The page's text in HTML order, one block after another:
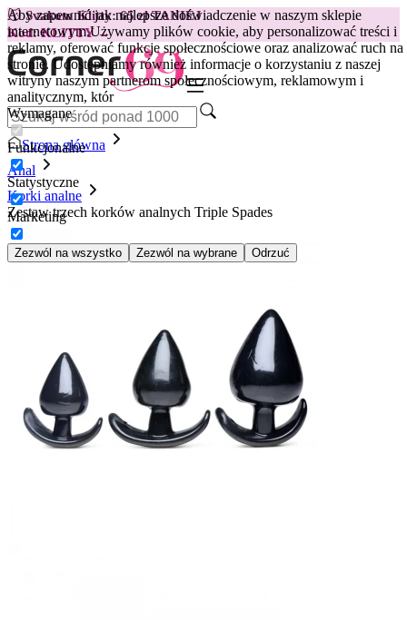
Aby zapewnić jak najlepsze doświadczenie w naszym sklepie
internetowym.Używamy plików cookie, aby personalizować treści i
reklamy, oferować funkcje społecznościowe oraz analizować ruch na
stronie. Udostępniamy również informacje o korzystaniu z naszej
witryny naszym partnerom społecznościowym, reklamowym i
analitycznym, któr
Wymagane
Funkcjonalne
Statystyczne
Marketing
Zezwól na wszystko Zezwól na wybrane Odrzuć
😽Svakom Klitty: 65 zł TANIEJ
Kod: KLITTY →
Strona główna
Anal
Korki analne
Zestaw trzech korków analnych Triple Spades